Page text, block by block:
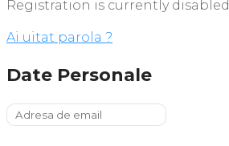
Registration is currently disabled
Ai uitat parola ?
Date Personale